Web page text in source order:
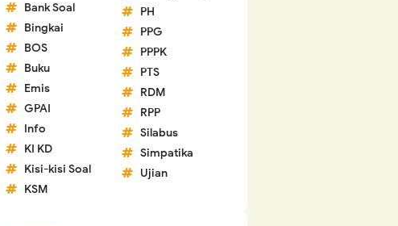
Bank Soal
Bingkai
BOS
Buku
Emis
GPAI
Info
KI KD
Kisi-kisi Soal
KSM
PH
PPG
PPPK
PTS
RDM
RPP
Silabus
Simpatika
Ujian